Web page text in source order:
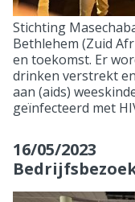
Stichting
Bethlehem (Zuid
en toekomst. Er
drinken verstrekt
aan (aids)
geïnfecteerd met
16/05/2023